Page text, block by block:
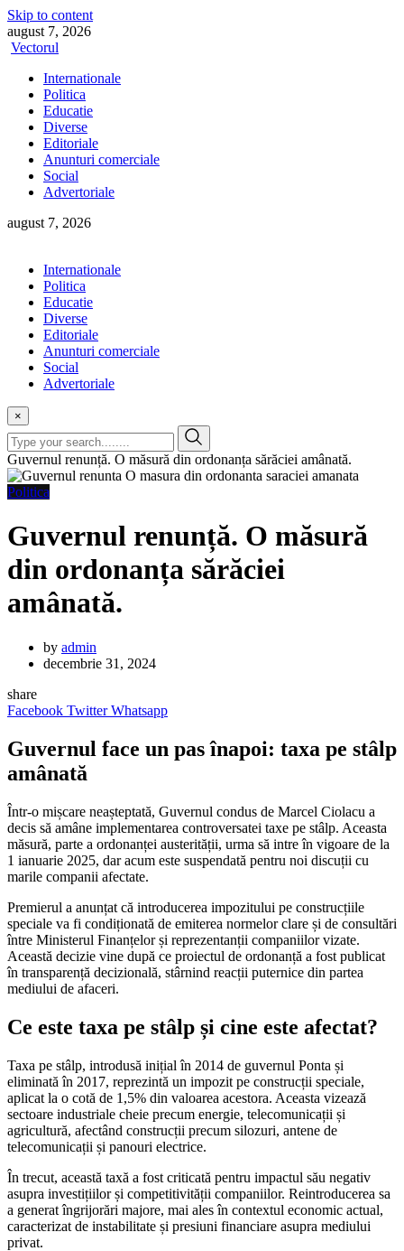
Skip to content
august 7, 2026
Vectorul
Internationale
Politica
Educatie
Diverse
Editoriale
Anunturi comerciale
Social
Advertoriale
august 7, 2026
Internationale
Politica
Educatie
Diverse
Editoriale
Anunturi comerciale
Social
Advertoriale
×
Guvernul renunță. O măsură din ordonanța sărăciei amânată.
Politica
Guvernul renunță. O măsură
din ordonanța sărăciei
amânată.
by admin
decembrie 31, 2024
share
Facebook Twitter Whatsapp
Guvernul face un pas înapoi: taxa pe stâlp
amânată
Într-o mișcare neașteptată, Guvernul condus de Marcel Ciolacu a
decis să amâne implementarea controversatei taxe pe stâlp. Aceasta
măsură, parte a ordonanței austerității, urma să intre în vigoare de la
1 ianuarie 2025, dar acum este suspendată pentru noi discuții cu
marile companii afectate.
Premierul a anunțat că introducerea impozitului pe construcțiile
speciale va fi condiționată de emiterea normelor clare și de consultări
între Ministerul Finanțelor și reprezentanții companiilor vizate.
Această decizie vine după ce proiectul de ordonanță a fost publicat
în transparență decizională, stârnind reacții puternice din partea
mediului de afaceri.
Ce este taxa pe stâlp și cine este afectat?
Taxa pe stâlp, introdusă inițial în 2014 de guvernul Ponta și
eliminată în 2017, reprezintă un impozit pe construcții speciale,
aplicat la o cotă de 1,5% din valoarea acestora. Aceasta vizează
sectoare industriale cheie precum energie, telecomunicații și
agricultură, afectând construcții precum silozuri, antene de
telecomunicații și panouri electrice.
În trecut, această taxă a fost criticată pentru impactul său negativ
asupra investițiilor și competitivității companiilor. Reintroducerea sa
a generat îngrijorări majore, mai ales în contextul economic actual,
caracterizat de instabilitate și presiuni financiare asupra mediului
privat.